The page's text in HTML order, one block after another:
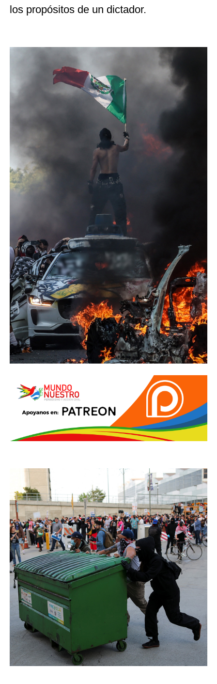
los propósitos de un dictador.